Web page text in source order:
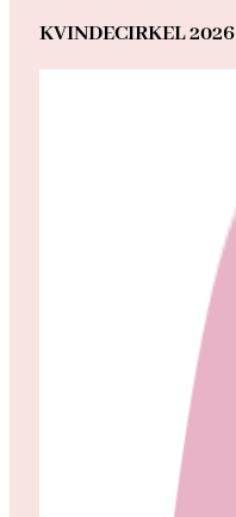
KVINDECIRKEL 2026